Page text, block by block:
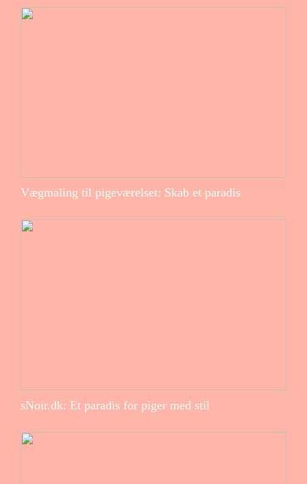
Vægmaling til pigeværelset: Skab et paradis
sNoir.dk: Et paradis for piger med stil